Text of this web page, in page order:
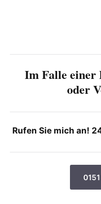
Im Falle einer
oder
Rufen Sie mich an!